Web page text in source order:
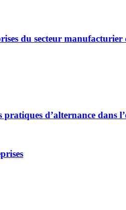
du secteur manufacturier
d’alternance dans